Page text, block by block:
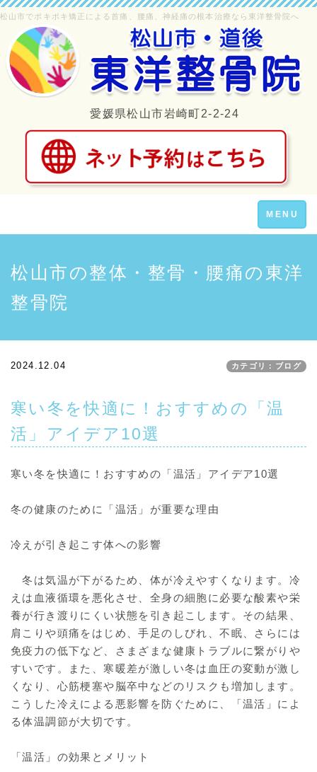
松山市でポキポキ矯正による首痛、腰痛、神経痛の根本治療なら東洋整骨院へ
愛媛県松山市岩崎町2-2-24
Toggle
navigation
MENU
松山市の整体・整骨・腰痛の東洋
整骨院
2024.12.04 カテゴリ：ブログ
寒い冬を快適に！おすすめの「温
活」アイデア10選
寒い冬を快適に！おすすめの「温活」アイデア10選
冬の健康のために「温活」が重要な理由
冷えが引き起こす体への影響
冬は気温が下がるため、体が冷えやすくなります。冷
えは血液循環を悪化させ、全身の細胞に必要な酸素や栄
養が行き渡りにくい状態を引き起こします。その結果、
肩こりや頭痛をはじめ、手足のしびれ、不眠、さらには
免疫力の低下など、さまざまな健康トラブルに繋がりや
すいです。また、寒暖差が激しい冬は血圧の変動が激し
くなり、心筋梗塞や脳卒中などのリスクも増加します。
こうした冷えによる悪影響を防ぐために、「温活」によ
る体温調節が大切です。
「温活」の効果とメリット